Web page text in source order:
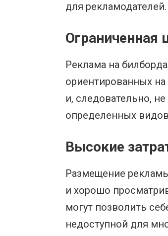
для рекламодателей.
Ограниченная
Реклама на
ориентированных
и, следовательно,
определенных
Высокие
Размещение
и хорошо
могут позволить
недоступной для